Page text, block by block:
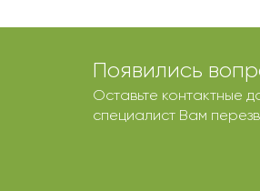
Появились
Оставьте контактные
специалист Вам